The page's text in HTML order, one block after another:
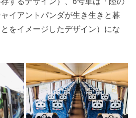
イアントパンダが生き生きと暮
をイメージしたデザイン）にな